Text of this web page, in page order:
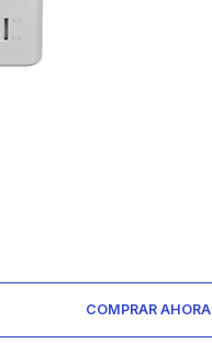
COMPRAR AHORA